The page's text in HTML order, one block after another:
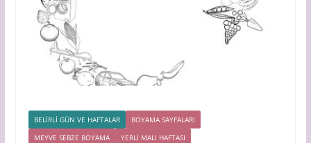
BELİRLİ GÜN VE HAFTALAR
BOYAMA SAYFALARI
MEYVE SEBZE BOYAMA
YERLİ MALI HAFTASI